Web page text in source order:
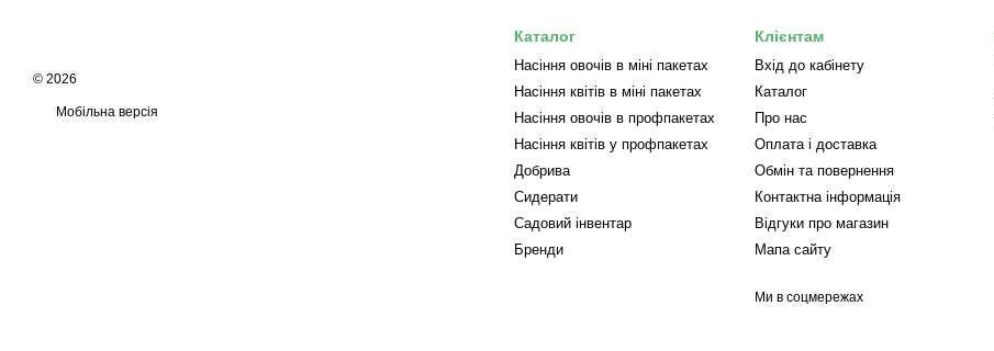
© 2026
Мобільна версія
Каталог
Насіння овочів в міні пакетах
Насіння квітів в міні пакетах
Насіння овочів в профпакетах
Насіння квітів у профпакетах
Добрива
Сидерати
Садовий інвентар
Бренди
Клієнтам
Вхід до кабінету
Каталог
Про нас
Оплата і доставка
Обмін та повернення
Контактна інформація
Відгуки про магазин
Мапа сайту
Ми в соцмережах